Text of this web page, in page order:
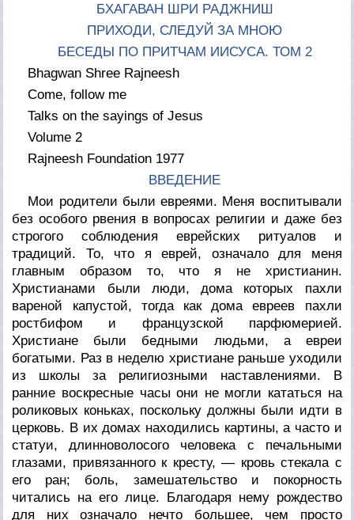
БХАГАВАН ШРИ РАДЖНИШ
ПРИХОДИ, СЛЕДУЙ ЗА МНОЮ
БЕСЕДЫ ПО ПРИТЧАМ ИИСУСА. ТОМ 2
Bhagwan Shree Rajneesh
Come, follow me
Talks on the sayings of Jesus
Volume 2
Rajneesh Foundation 1977
ВВЕДЕНИЕ
Мои родители были евреями. Меня воспитывали
без особого рвения в вопросах религии и даже без
строгого соблюдения еврейских ритуалов и
традиций. То, что я еврей, означало для меня
главным образом то, что я не христианин.
Христианами были люди, дома которых пахли
вареной капустой, тогда как дома евреев пахли
ростбифом и французской парфюмерией.
Христиане были бедными людьми, а евреи
богатыми. Раз в неделю христиане раньше уходили
из школы за религиозными наставлениями. В
ранние воскресные часы они не могли кататься на
роликовых коньках, поскольку должны были идти в
церковь. В их домах находились картины, а часто и
статуи, длинноволосого человека с печальными
глазами, привязанного к кресту, — кровь стекала с
его ран; боль, замешательство и покорность
читались на его лице. Благодаря нему рождество
для них означало нечто большее, чем просто